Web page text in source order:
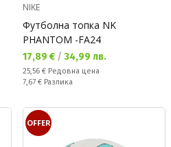
NIKE
Футболна топка NK
PHANTOM -FA24
Текуща цена:
17,89 € / 34,99 лв.
Редовна цена:
25,56 € Редовна цена
Спестявате:
7,67 € Разлика
OFFER